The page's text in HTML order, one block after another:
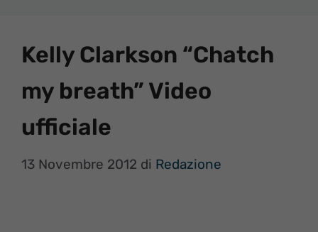
Kelly Clarkson “Chatch
my breath” Video
ufficiale
13 Novembre 2012 di Redazione